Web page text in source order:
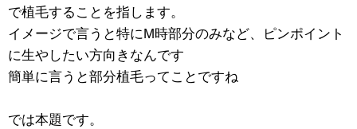
で植毛することを指します。
イメージで言うと特にM時部分のみなど、ピンポイント
に生やしたい方向きなんです
簡単に言うと部分植毛ってことですね
では本題です。